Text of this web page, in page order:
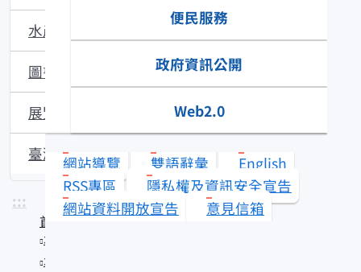
便民服務
政府資訊公開
Web2.0
網站導覽 雙語辭彙
English
RSS專區
隱私權及資訊安全宣告
網站資料開放宣告
意見信箱
水產食譜
圖書館藏
展覽與活動
臺灣沿近海漁業資源動態
:::
首頁
水產知識館
水產技術